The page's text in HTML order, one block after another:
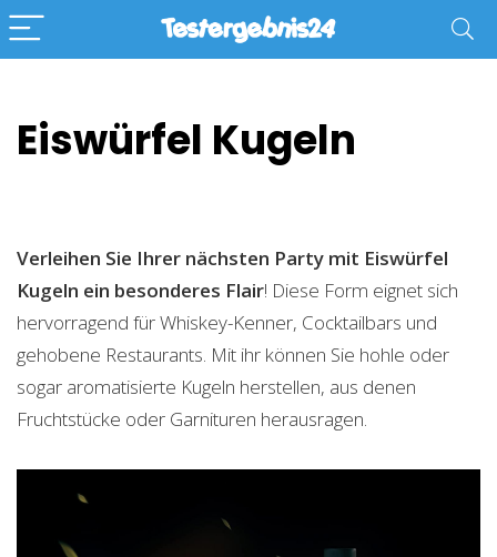
Eiswürfel Kugeln
Verleihen Sie Ihrer nächsten Party mit Eiswürfel
Kugeln ein besonderes Flair! Diese Form eignet sich
hervorragend für Whiskey-Kenner, Cocktailbars und
gehobene Restaurants. Mit ihr können Sie hohle oder
sogar aromatisierte Kugeln herstellen, aus denen
Fruchtstücke oder Garnituren herausragen.